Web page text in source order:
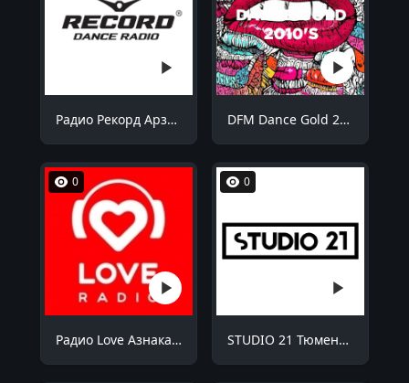
Радио Рекорд Арзамас 91.2 FM DFM Dance Gold 2010s
0
Радио Love Азнакаево 98.8 FM
0
STUDIO 21 Тюмень 87.9 FM